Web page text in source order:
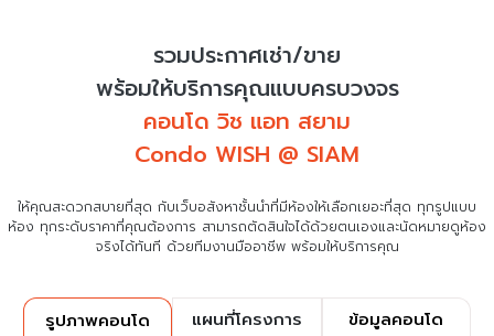
รวมประกาศเช่า/ขาย
พร้อมให้บริการคุณแบบครบวงจร
คอนโด วิช แอท สยาม
Condo WISH @ SIAM
ให้คุณสะดวกสบายที่สุด กับเว็บอสังหาชั้นนำที่มีห้องให้เลือกเยอะที่สุด ทุกรูปแบบ
ห้อง ทุกระดับราคาที่คุณต้องการ สามารถตัดสินใจได้ด้วยตนเองและนัดหมายดูห้อง
จริงได้ทันที ด้วยทีมงานมืออาชีพ พร้อมให้บริการคุณ
รูปภาพคอนโด แผนที่โครงการ ข้อมูลคอนโด